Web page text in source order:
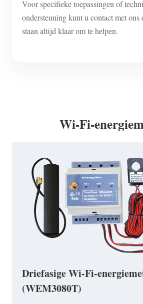
Voor specifieke toepassingen of
ondersteuning kunt u contact met
staan altijd klaar om te helpen.
Wi-Fi-
Driefasige Wi-Fi-
(WEM3080T)